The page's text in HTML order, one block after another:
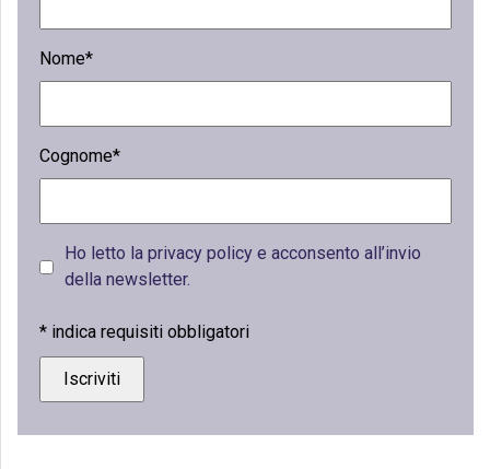
Nome*
Cognome*
Ho letto la privacy policy e acconsento all’invio
della newsletter.
* indica requisiti obbligatori